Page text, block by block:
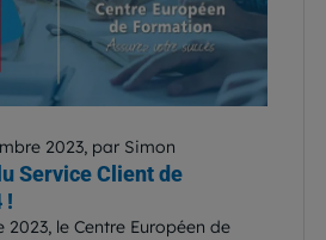
2023, par Simon
Service Client de
!
2023, le Centre Européen de